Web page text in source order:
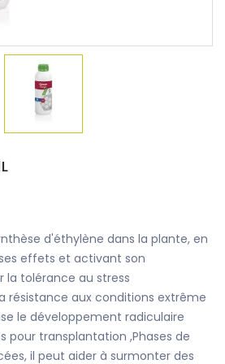
d'éthylène dans la plante, en
effets et activant son
la tolérance au stress
résistance aux conditions extrême
le développement radiculaire
pour transplantation ,Phases de
il peut aider à surmonter des